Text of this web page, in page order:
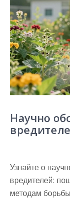
Научно
Узнайте о
вредителей:
методам